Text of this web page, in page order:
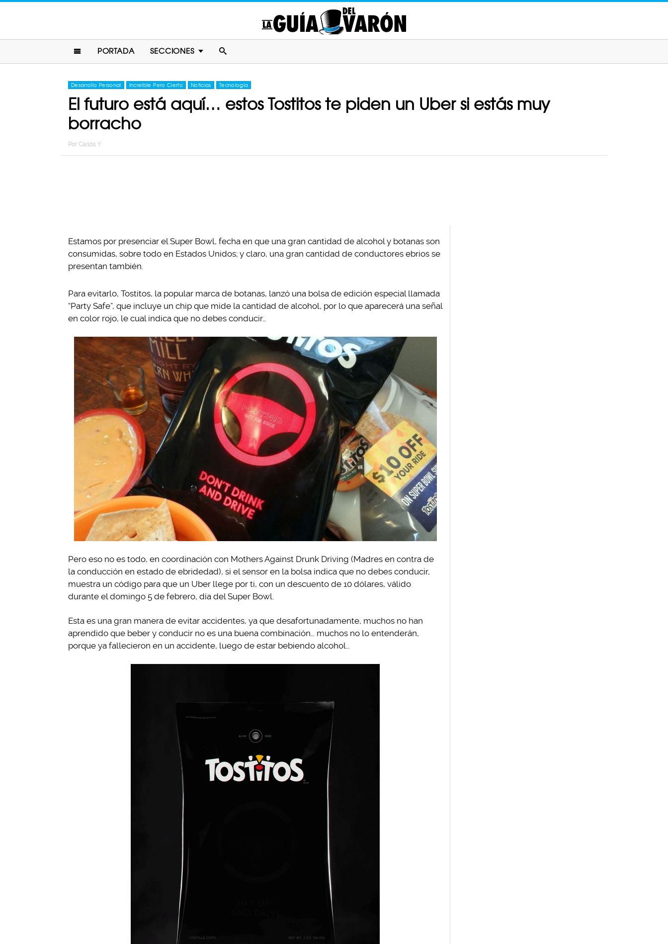
PORTADA SECCIONES
Desarrollo Personal Increíble Pero Cierto Noticias Tecnología
El futuro está aquí… estos Tostitos te piden un Uber si estás muy
borracho
Por Carlos Y
Estamos por presenciar el Super Bowl, fecha en que una gran cantidad de alcohol y botanas son
consumidas, sobre todo en Estados Unidos; y claro, una gran cantidad de conductores ebrios se
presentan también.
Para evitarlo, Tostitos, la popular marca de botanas, lanzó una bolsa de edición especial llamada
“Party Safe”, que incluye un chip que mide la cantidad de alcohol, por lo que aparecerá una señal
en color rojo, le cual indica que no debes conducir…
Pero eso no es todo, en coordinación con Mothers Against Drunk Driving (Madres en contra de
la conducción en estado de ebridedad), si el sensor en la bolsa indica que no debes conducir,
muestra un código para que un Uber llege por ti, con un descuento de 10 dólares, válido
durante el domingo 5 de febrero, día del Super Bowl.
Esta es una gran manera de evitar accidentes, ya que desafortunadamente, muchos no han
aprendido que beber y conducir no es una buena combinación… muchos no lo entenderán,
porque ya fallecieron en un accidente, luego de estar bebiendo alcohol…